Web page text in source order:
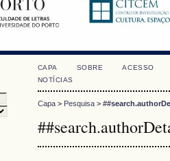
CAPA SOBRE
ACESSO
NOTÍCIAS
Capa> Pesquisa>